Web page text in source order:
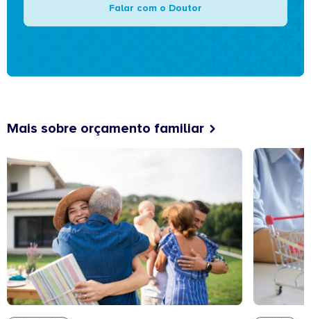
Falar com o Doutor
Mais sobre orçamento familiar